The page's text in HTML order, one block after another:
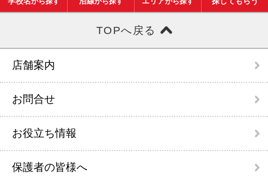
TOPへ戻る
店舗案内
お問合せ
お役立ち情報
保護者の皆様へ